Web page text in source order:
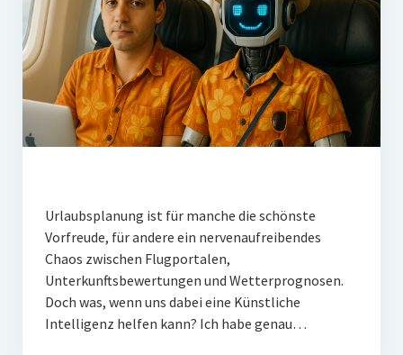
PR-Studien
Gesellschaft & Medien
Infografik-Themengarten
Künstliche Intelligenz
Klimaneutrales Tanken
Zukunft der Bildung
Urlaubsplanung ist für manche die schönste
Vorfreude, für andere ein nervenaufreibendes
Chaos zwischen Flugportalen,
Unterkunftsbewertungen und Wetterprognosen.
Doch was, wenn uns dabei eine Künstliche
Intelligenz helfen kann? Ich habe genau…